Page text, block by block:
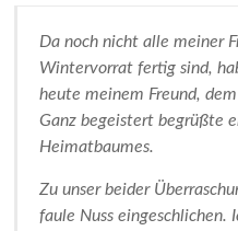
Da noch nicht alle meiner
Wintervorrat fertig sind,
heute meinem Freund,
Ganz begeistert begrüßte
Heimatbaumes.
Zu unser beider
faule Nuss eingeschlichen.